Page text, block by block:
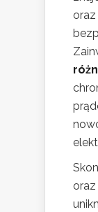
oraz